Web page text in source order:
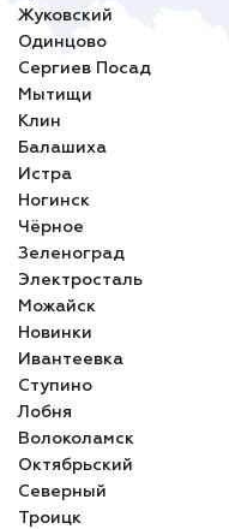
Жуковский
Одинцово
Сергиев Посад
Мытищи
Клин
Балашиха
Истра
Ногинск
Чёрное
Зеленоград
Электросталь
Можайск
Новинки
Ивантеевка
Ступино
Лобня
Волоколамск
Октябрьский
Северный
Троицк